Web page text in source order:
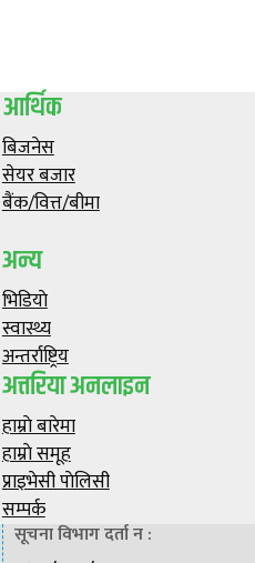
आर्थिक
बिजनेस
सेयर बजार
बैंक/वित्त/बीमा
अन्य
भिडियाे
स्वास्थ्य
अन्तर्राष्ट्रिय
अत्तरिया अनलाइन
हाम्राे बारेमा
हाम्राे समूह
प्राइभेसी पाेलिसी
सम्पर्क
सूचना विभाग दर्ता न :